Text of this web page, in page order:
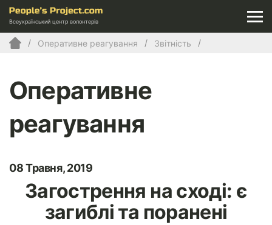
Всеукраїнський центр волонтерів
Оперативне реагування Звітність
Оперативне
реагування
08 Травня, 2019
Загострення на сході: є
загиблі та поранені